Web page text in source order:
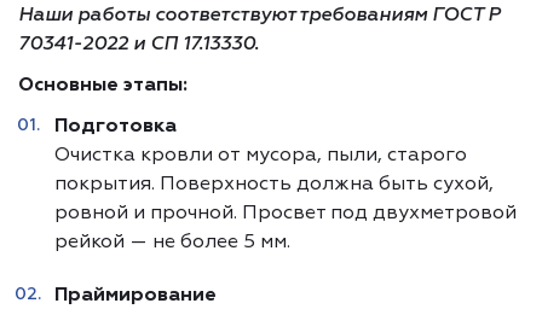
Наши работы соответствуют требованиям ГОСТ Р
70341-2022 и СП 17.13330.
Основные этапы:
Подготовка
Очистка кровли от мусора, пыли, старого
покрытия. Поверхность должна быть сухой,
ровной и прочной. Просвет под двухметровой
рейкой — не более 5 мм.
Праймирование